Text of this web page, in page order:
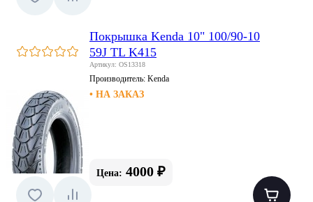
Покрышка Kenda 10" 100/90-10
59J TL K415
Артикул: OS13318
Производитель: Kenda
• НА ЗАКАЗ
Цена: 4000 ₽